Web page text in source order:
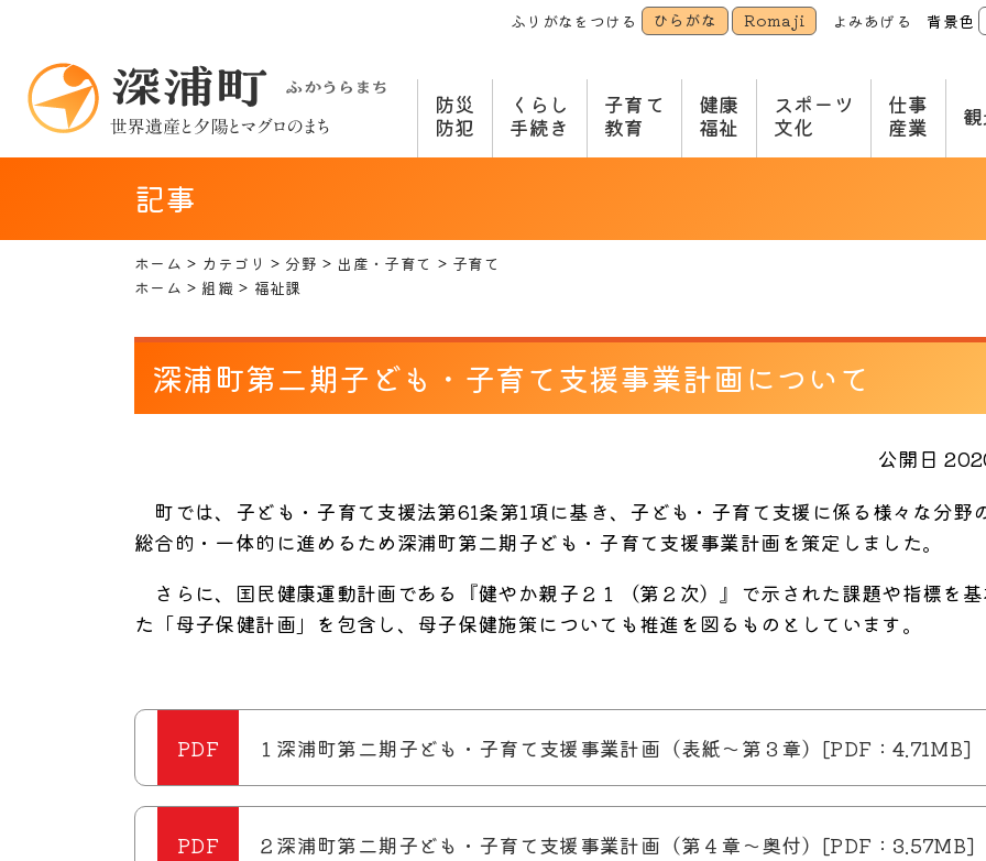
ふりがなをつける ひらがな Romaji よみあげる 背景色
防災
防犯
くらし
手続き
子育て
教育
健康
福祉
スポーツ
文化
仕事
産業
記事
ホーム カテゴリ 分野 出産・子育て
子育て
ホーム
組織 福祉課
深浦町第二期子ども・子育て支援事業計画について
公開日
町では、子ども・子育て支援法第61条第1項に基き、子ども・子育て支援に係る様々な分野
総合的・一体的に進めるため深浦町第二期子ども・子育て支援事業計画を策定しました。
さらに、国民健康運動計画である『健やか親子２１（第２次）』で示された課題や指標を
た「母子保健計画」を包含し、母子保健施策についても推進を図るものとしています。
１深浦町第二期子ども・子育て支援事業計画（表紙〜第３章）[PDF：4.71MB]
２深浦町第二期子ども・子育て支援事業計画（第４章〜奥付）[PDF：3.57MB]